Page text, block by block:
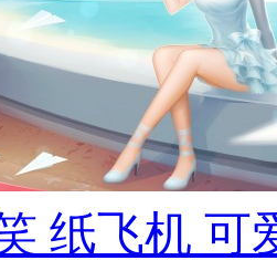
纸飞机 可